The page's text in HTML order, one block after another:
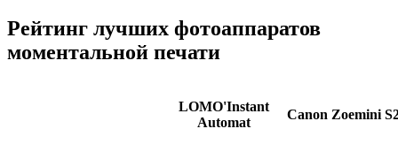
Рейтинг лучших фотоаппаратов
моментальной печати
LOMO'Instant
Automat
Canon Zoemini